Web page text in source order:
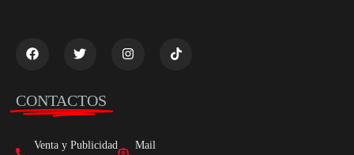
CONTACTOS
Venta y Publicidad
Mail